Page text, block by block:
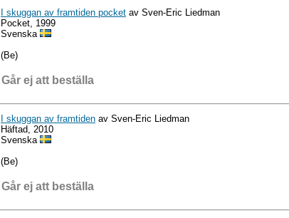
I skuggan av framtiden pocket av Sven-Eric Liedman
Pocket, 1999
Svenska
(Be)
Går ej att beställa
I skuggan av framtiden av Sven-Eric Liedman
Häftad, 2010
Svenska
(Be)
Går ej att beställa